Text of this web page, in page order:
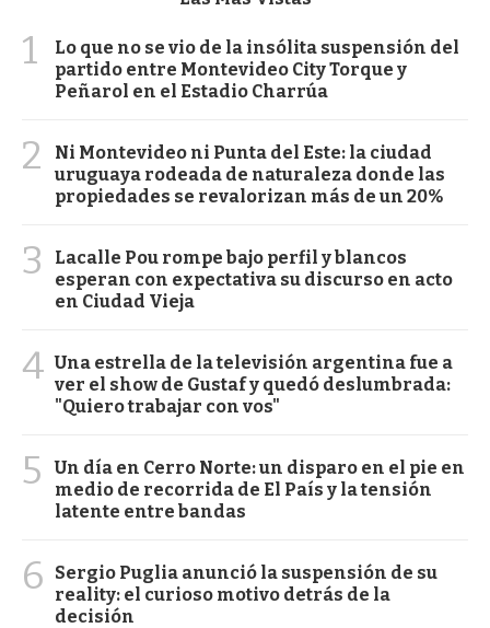
1
Lo que no se vio de la insólita suspensión del
partido entre Montevideo City Torque y
Peñarol en el Estadio Charrúa
2
Ni Montevideo ni Punta del Este: la ciudad
uruguaya rodeada de naturaleza donde las
propiedades se revalorizan más de un 20%
3
Lacalle Pou rompe bajo perfil y blancos
esperan con expectativa su discurso en acto
en Ciudad Vieja
4 Una estrella de la televisión argentina fue a
ver el show de Gustaf y quedó deslumbrada:
"Quiero trabajar con vos"
5
Un día en Cerro Norte: un disparo en el pie en
medio de recorrida de El País y la tensión
latente entre bandas
6
Sergio Puglia anunció la suspensión de su
reality: el curioso motivo detrás de la
decisión